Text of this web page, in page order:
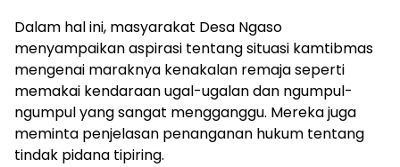
Dalam hal ini, masyarakat Desa Ngaso
menyampaikan aspirasi tentang situasi kamtibmas
mengenai maraknya kenakalan remaja seperti
memakai kendaraan ugal-ugalan dan ngumpul-
ngumpul yang sangat mengganggu. Mereka juga
meminta penjelasan penanganan hukum tentang
tindak pidana tipiring.